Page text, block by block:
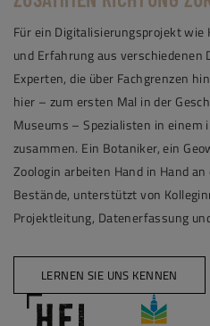
Für ein Digitalisierungsprojekt wie
und Erfahrung aus verschiedenen
Experten, die über Fachgrenzen
hier – zum ersten Mal in der
Museums – Spezialisten in einem
zusammen. Ein Botaniker, ein
Zoologin arbeiten Hand in Hand
Bestände, unterstützt von
Projektleitung, Datenerfassung
LERNEN SIE UNS KENNEN